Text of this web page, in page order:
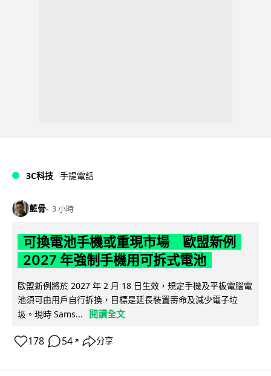
3C科技 手提電話
藍骨 3 小時
可換電池手機或重現市場 歐盟新例
2027 年強制手機用可拆式電池
歐盟新例將於 2027 年 2 月 18 日生效，規定手機及平板電腦電
池須可由用戶自行拆換，目標是延長裝置壽命及減少電子垃
圾。現時 Sams...
閱讀全文
178 54 ↗ 分享